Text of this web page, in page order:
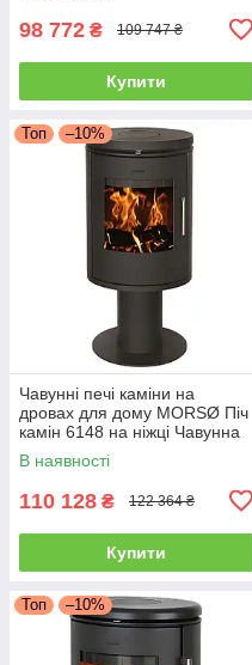
98 772 ₴ 109 747 ₴
Купити
Топ –10%
Чавунні печі каміни на
дровах для дому MORSØ Піч
камін 6148 на ніжці Чавунна
піч тривалого горіння 5.8кВт
В наявності
110 128 ₴ 122 364 ₴
Купити
Топ –10%